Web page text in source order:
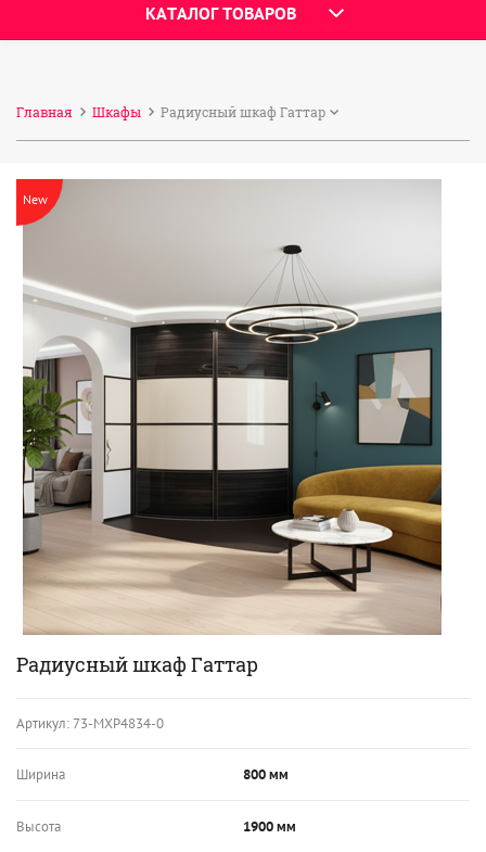
КАТАЛОГ ТОВАРОВ
Главная Шкафы Радиусный шкаф Гаттар
New
Радиусный шкаф Гаттар
Артикул:73-МХР4834-0
Ширина 800 мм
Высота 1900 мм